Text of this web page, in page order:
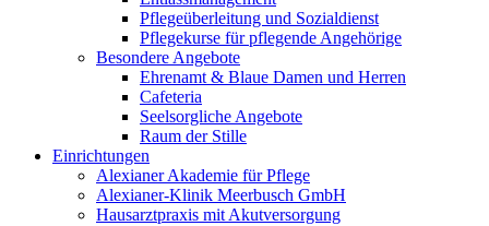
Pflegeüberleitung und Sozialdienst
Pflegekurse für pflegende Angehörige
Besondere Angebote
Ehrenamt & Blaue Damen und Herren
Cafeteria
Seelsorgliche Angebote
Raum der Stille
Einrichtungen
Alexianer Akademie für Pflege
Alexianer-Klinik Meerbusch GmbH
Hausarztpraxis mit Akutversorgung